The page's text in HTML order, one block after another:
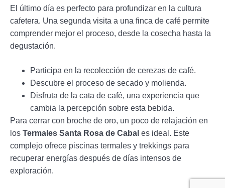
El último día es perfecto para profundizar en la cultura
cafetera. Una segunda visita a una finca de café permite
comprender mejor el proceso, desde la cosecha hasta la
degustación.
Participa en la recolección de cerezas de café.
Descubre el proceso de secado y molienda.
Disfruta de la cata de café, una experiencia que
cambia la percepción sobre esta bebida.
Para cerrar con broche de oro, un poco de relajación en
los Termales Santa Rosa de Cabal es ideal. Este
complejo ofrece piscinas termales y trekkings para
recuperar energías después de días intensos de
exploración.